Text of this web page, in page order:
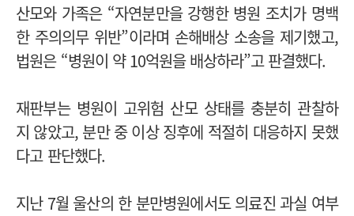
산모와 가족은 “자연분만을 강행한 병원 조치가 명백
한 주의의무 위반”이라며 손해배상 소송을 제기했고,
법원은 “병원이 약 10억원을 배상하라”고 판결했다.
재판부는 병원이 고위험 산모 상태를 충분히 관찰하
지 않았고, 분만 중 이상 징후에 적절히 대응하지 못했
다고 판단했다.
지난 7월 울산의 한 분만병원에서도 의료진 과실 여부